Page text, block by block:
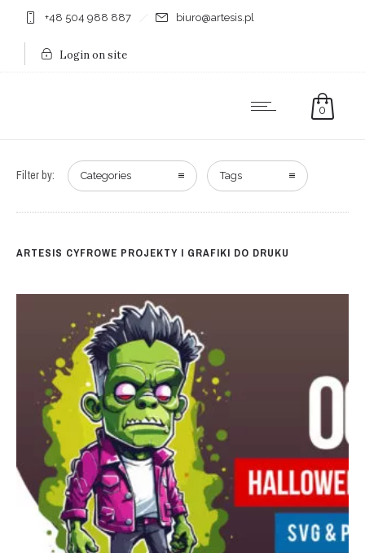
+48 504 988 887 biuro@artesis.pl
Login on site
0
Filter by: Categories Tags
ARTESIS CYFROWE PROJEKTY I GRAFIKI DO DRUKU